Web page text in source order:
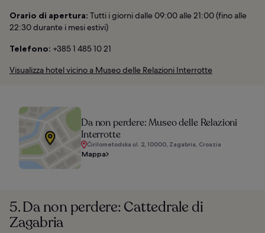
Orario di apertura: Tutti i giorni dalle 09:00 alle 21:00 (fino alle
22:30 durante i mesi estivi)
Telefono: +385 1 485 10 21
Visualizza hotel vicino a Museo delle Relazioni Interrotte
Da non perdere: Museo delle Relazioni
Interrotte
Ćirilometodska ul. 2, 10000, Zagabria, Croazia
Mappa
5. Da non perdere: Cattedrale di
Zagabria